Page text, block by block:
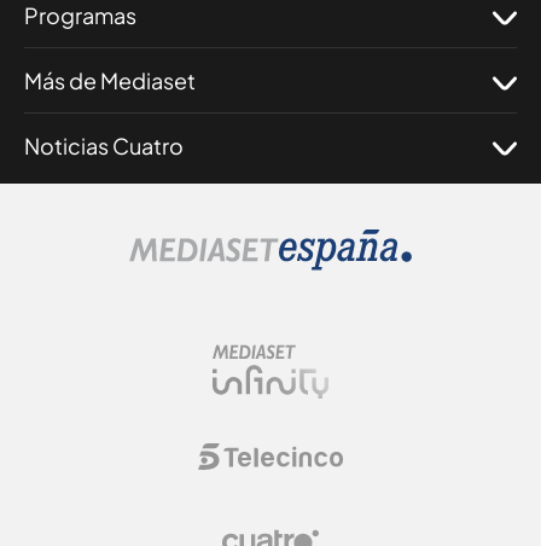
Programas
Más de Mediaset
Noticias Cuatro